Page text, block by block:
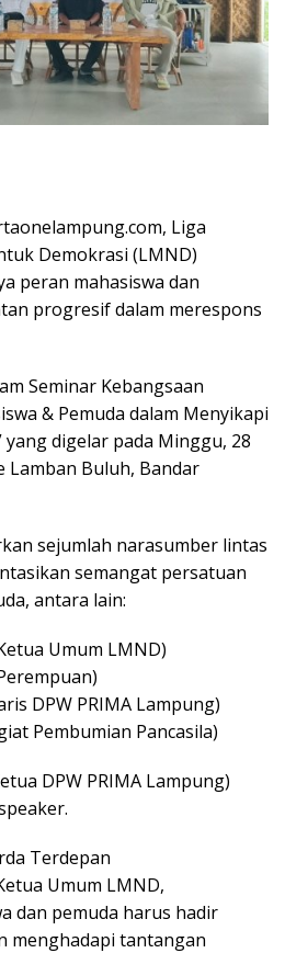
Liga
Demokrasi (LMND)
peran mahasiswa dan
progresif dalam merespons
Seminar Kebangsaan
& Pemuda dalam Menyikapi
yang digelar pada Minggu, 28
Lamban Buluh, Bandar
sejumlah narasumber lintas
semangat persatuan
antara lain:
Umum LMND)
DPW PRIMA Lampung)
Pembumian Pancasila)
DPW PRIMA Lampung)
Terdepan
Umum LMND,
dan pemuda harus hadir
menghadapi tantangan